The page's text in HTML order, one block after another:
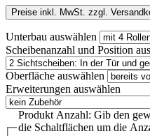
Preise inkl. MwSt. zzgl.
Unterbau auswählen
Scheibenanzahl und Position
Oberfläche auswählen
Erweiterungen auswählen
Produkt Anzahl: Gib den
die Schaltflächen um die